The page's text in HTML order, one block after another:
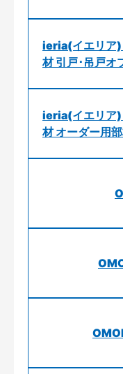
ieria(イエリア)
材 引戸･吊戸オ
ieria(イエリア)
材 オーダー用